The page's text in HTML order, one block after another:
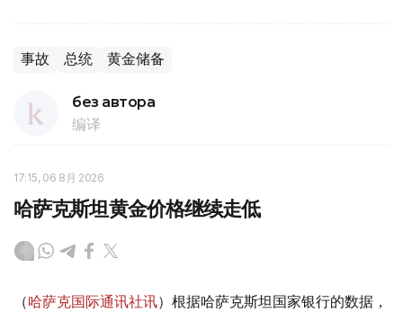
事故 总统 黄金储备
без автора
编译
17:15, 06 8月 2026
哈萨克斯坦黄金价格继续走低
（哈萨克国际通讯社讯）根据哈萨克斯坦国家银行的数据，